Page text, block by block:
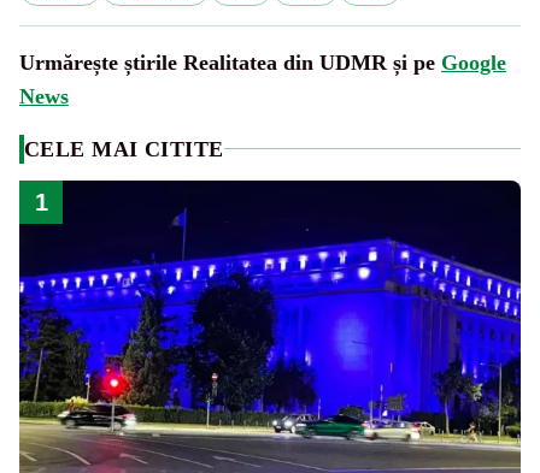
Urmărește știrile Realitatea din UDMR și pe Google
News
CELE MAI CITITE
1